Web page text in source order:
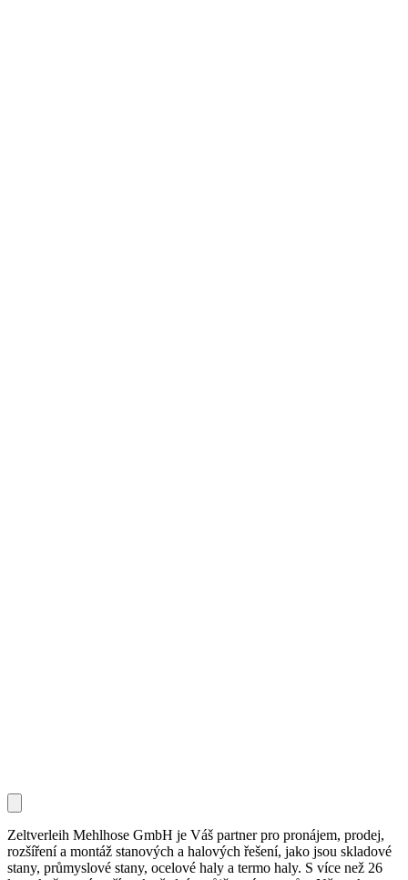
Zeltverleih Mehlhose GmbH je Váš partner pro pronájem, prodej,
rozšíření a montáž stanových a halových řešení, jako jsou skladové
stany, průmyslové stany, ocelové haly a termo haly. S více než 26